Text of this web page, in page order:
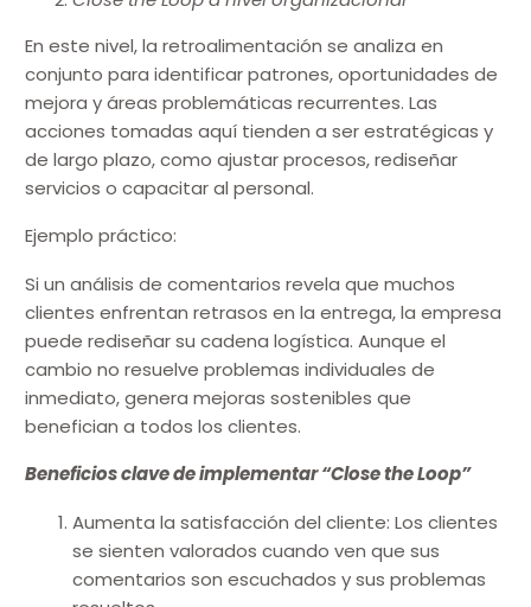
En este nivel, la retroalimentación se analiza en
conjunto para identificar patrones, oportunidades de
mejora y áreas problemáticas recurrentes. Las
acciones tomadas aquí tienden a ser estratégicas y
de largo plazo, como ajustar procesos, rediseñar
servicios o capacitar al personal.
Ejemplo práctico:
Si un análisis de comentarios revela que muchos
clientes enfrentan retrasos en la entrega, la empresa
puede rediseñar su cadena logística. Aunque el
cambio no resuelve problemas individuales de
inmediato, genera mejoras sostenibles que
benefician a todos los clientes.
Beneficios clave de implementar “Close the Loop”
Aumenta la satisfacción del cliente: Los clientes
se sienten valorados cuando ven que sus
comentarios son escuchados y sus problemas